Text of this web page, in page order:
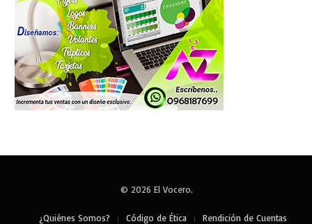
© 2026 El Vocero.
¿Quiénes Somos? Código de Ética Rendición de Cuentas